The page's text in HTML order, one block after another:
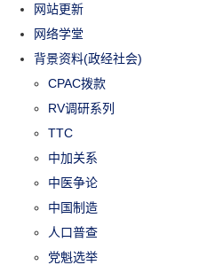
网站更新
网络学堂
背景资料(政经社会)
CPAC拨款
RV调研系列
TTC
中加关系
中医争论
中国制造
人口普查
党魁选举